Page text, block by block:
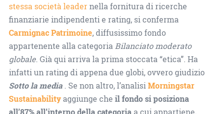
stessa società leadernella fornitura di ricerche
finanziarie indipendenti e rating, si conferma
Carmignac Patrimoine, diffusissimo fondo
appartenente alla categoriaBilanciato moderato
globale. Già qui arriva la prima stoccata “etica”. Ha
infatti un rating di appena due globi, ovvero giudizio
Sotto la media. Se non altro, l’analisiMorningstar
Sustainabilityaggiunge che il fondo si posiziona